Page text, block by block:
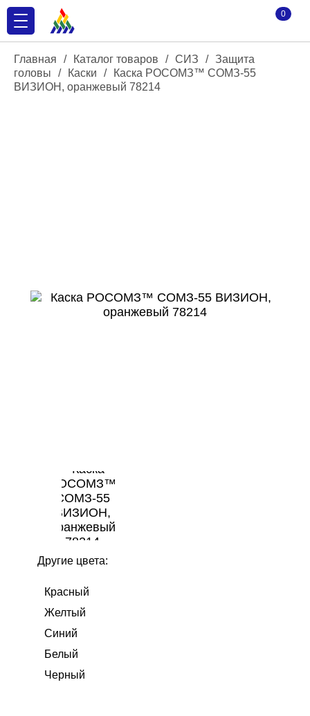
0
Главная / Каталог товаров / СИЗ / Защита
головы
/ Каски /
Каска РОСОМЗ™ СОМЗ-55
ВИЗИОН, оранжевый 78214
Другие цвета:
Красный
Желтый
Синий
Белый
Черный